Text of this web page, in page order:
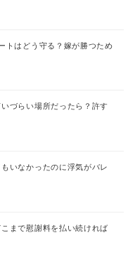
トはどう守る？嫁が勝つため
づらい場所だったら？許す
いなかったのに浮気がバレ
まで慰謝料を払い続ければ